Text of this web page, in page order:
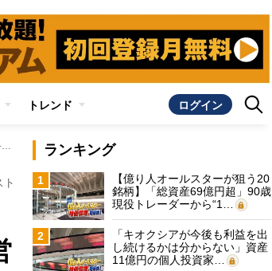
トレンド ログイン
《故障続発の「EVバス」》自治体やバス運営企業が続々導入する背景にある「手厚い補助金」で3300万円の車両価格が420万円に 自己申告に基づく補助金審査にも問題か
ト
ランキング
1
【億り人オールスターが狙う20
銘柄】「総資産69億円超」90歳
現役トレーダーから“1…
2
「キオクシアが今後も利益を出
し続けるかは分からない」資産
11億円の個人投資家…